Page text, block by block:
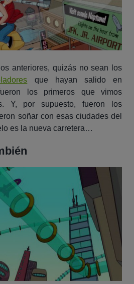
anteriores, quizás no sean los
que hayan salido en
los primeros que vimos
Y, por supuesto, fueron los
soñar con esas ciudades del
es la nueva carretera…